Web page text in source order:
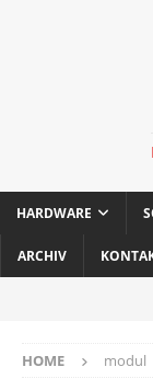
HARDWARE
ARCHIV
HOME modul